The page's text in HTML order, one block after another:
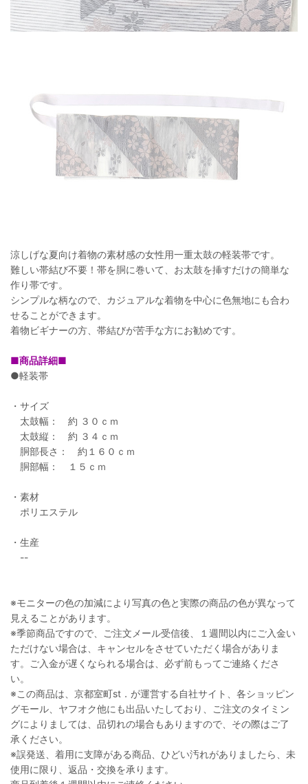
涼しげな夏向け着物の素材感の女性用一重太鼓の軽装帯です。
難しい帯結び不要！帯を胴に巻いて、お太鼓を挿すだけの簡単な
作り帯です。
シンプルな柄なので、カジュアルな着物を中心に色無地にも合わ
せることができます。
着物ビギナーの方、帯結びが苦手な方にお勧めです。
■商品詳細■
●軽装帯
・サイズ
太鼓幅： 約 ３０ｃｍ
太鼓縦： 約 ３４ｃｍ
胴部長さ： 約１６０ｃｍ
胴部幅： １５ｃｍ
・素材
ポリエステル
・生産
--
※モニターの色の加減により写真の色と実際の商品の色が異なって
見えることがあります。
※季節商品ですので、ご注文メール受信後、１週間以内にご入金い
ただけない場合は、キャンセルをさせていただく場合がありま
す。ご入金が遅くなられる場合は、必ず前もってご連絡くださ
い。
※この商品は、京都室町st．が運営する自社サイト、各ショッピン
グモール、ヤフオク他にも出品いたしており、ご注文のタイミン
グによりましては、品切れの場合もありますので、その際はご了
承ください。
※誤発送、着用に支障がある商品、ひどい汚れがありましたら、未
使用に限り、返品・交換を承ります。